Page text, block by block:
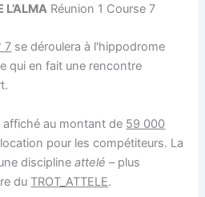
L’ALMA Réunion 1 Course 7
7 se déroulera à l'hippodrome
qui en fait une rencontre
affiché au montant de 59 000
pour les compétiteurs. La
disciplineattelé – plus
du TROT_ATTELE.